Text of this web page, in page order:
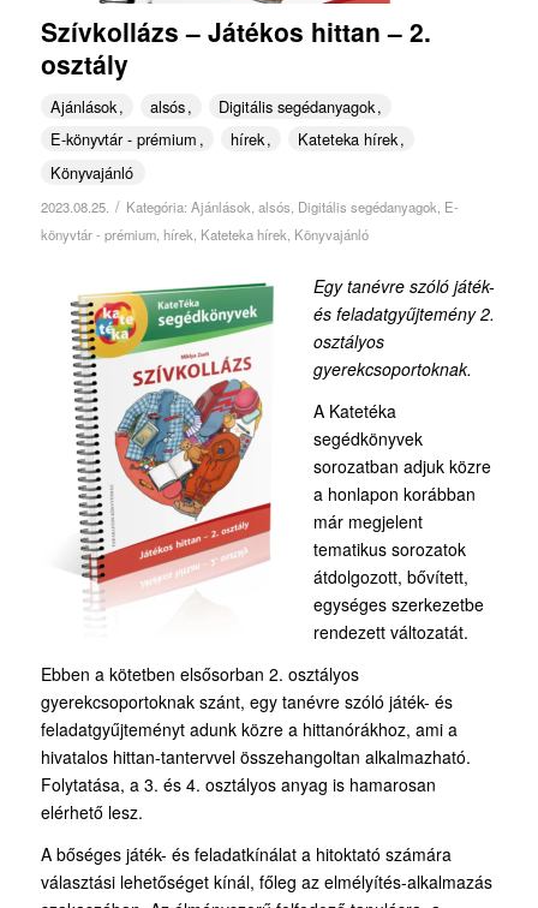
Szívkollázs – Játékos hittan – 2.
osztály
Ajánlások alsós
Digitális segédanyagok
E-könyvtár - prémium
hírek
Kateteka hírek
Könyvajánló
2023.08.25. / Kategória: Ajánlások, alsós, Digitális segédanyagok, E-
könyvtár - prémium, hírek, Kateteka hírek, Könyvajánló
Egy tanévre szóló játék-
és feladatgyűjtemény 2.
osztályos
gyerekcsoportoknak.
A Katetéka
segédkönyvek
sorozatban adjuk közre
a honlapon korábban
már megjelent
tematikus sorozatok
átdolgozott, bővített,
egységes szerkezetbe
rendezett változatát.
Ebben a kötetben elsősorban 2. osztályos
gyerekcsoportoknak szánt, egy tanévre szóló játék- és
feladatgyűjteményt adunk közre a hittanórákhoz, ami a
hivatalos hittan-tantervvel összehangoltan alkalmazható.
Folytatása, a 3. és 4. osztályos anyag is hamarosan
elérhető lesz.
A bőséges játék- és feladatkínálat a hitoktató számára
választási lehetőséget kínál, főleg az elmélyítés-alkalmazás